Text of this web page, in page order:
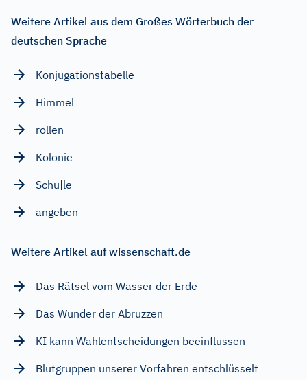
Weitere Artikel aus dem Großes Wörterbuch der
deutschen Sprache
Konjugationstabelle
Himmel
rollen
Kolonie
Schu|le
angeben
Weitere Artikel auf wissenschaft.de
Das Rätsel vom Wasser der Erde
Das Wunder der Abruzzen
KI kann Wahlentscheidungen beeinflussen
Blutgruppen unserer Vorfahren entschlüsselt